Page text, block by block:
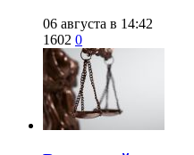
06 августа в 14:42
1602 0